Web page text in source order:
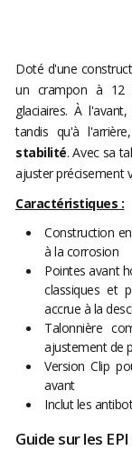
Doté d'une
un crampon à 12
glaciaires. À
tandis qu'à
stabilité. Avec sa
ajuster précisement
Caractéristiques :
Construction
à la corrosion
Pointes avant
classiques et
accrue à la
Talonnière
ajustement de
Version Clip
avant
Inclut les
Guide sur les